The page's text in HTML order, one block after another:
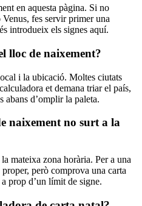
en aquesta pàgina. Si no
fes servir primer una
introdueix els signes aquí.
lloc de naixement?
i la ubicació. Moltes ciutats
et demana triar el país,
abans d’omplir la paleta.
naixement no surt a la
mateixa zona horària. Per a una
però comprova una carta
prop d’un límit de signe.